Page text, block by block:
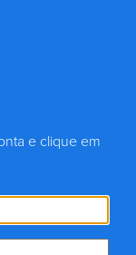
e clique em